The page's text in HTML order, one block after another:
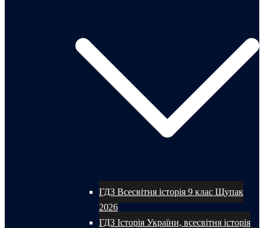
ГДЗ Всесвітня історія 9 клас Щупак
2026
ГДЗ Історія України, всесвітня історія